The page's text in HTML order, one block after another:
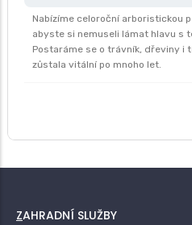
Nabízíme celoroční arboristickou
abyste si nemuseli lámat hlavu s
Postaráme se o trávník, dřeviny i
zůstala vitální po mnoho let.
ZAHRADNÍ SLUŽBY